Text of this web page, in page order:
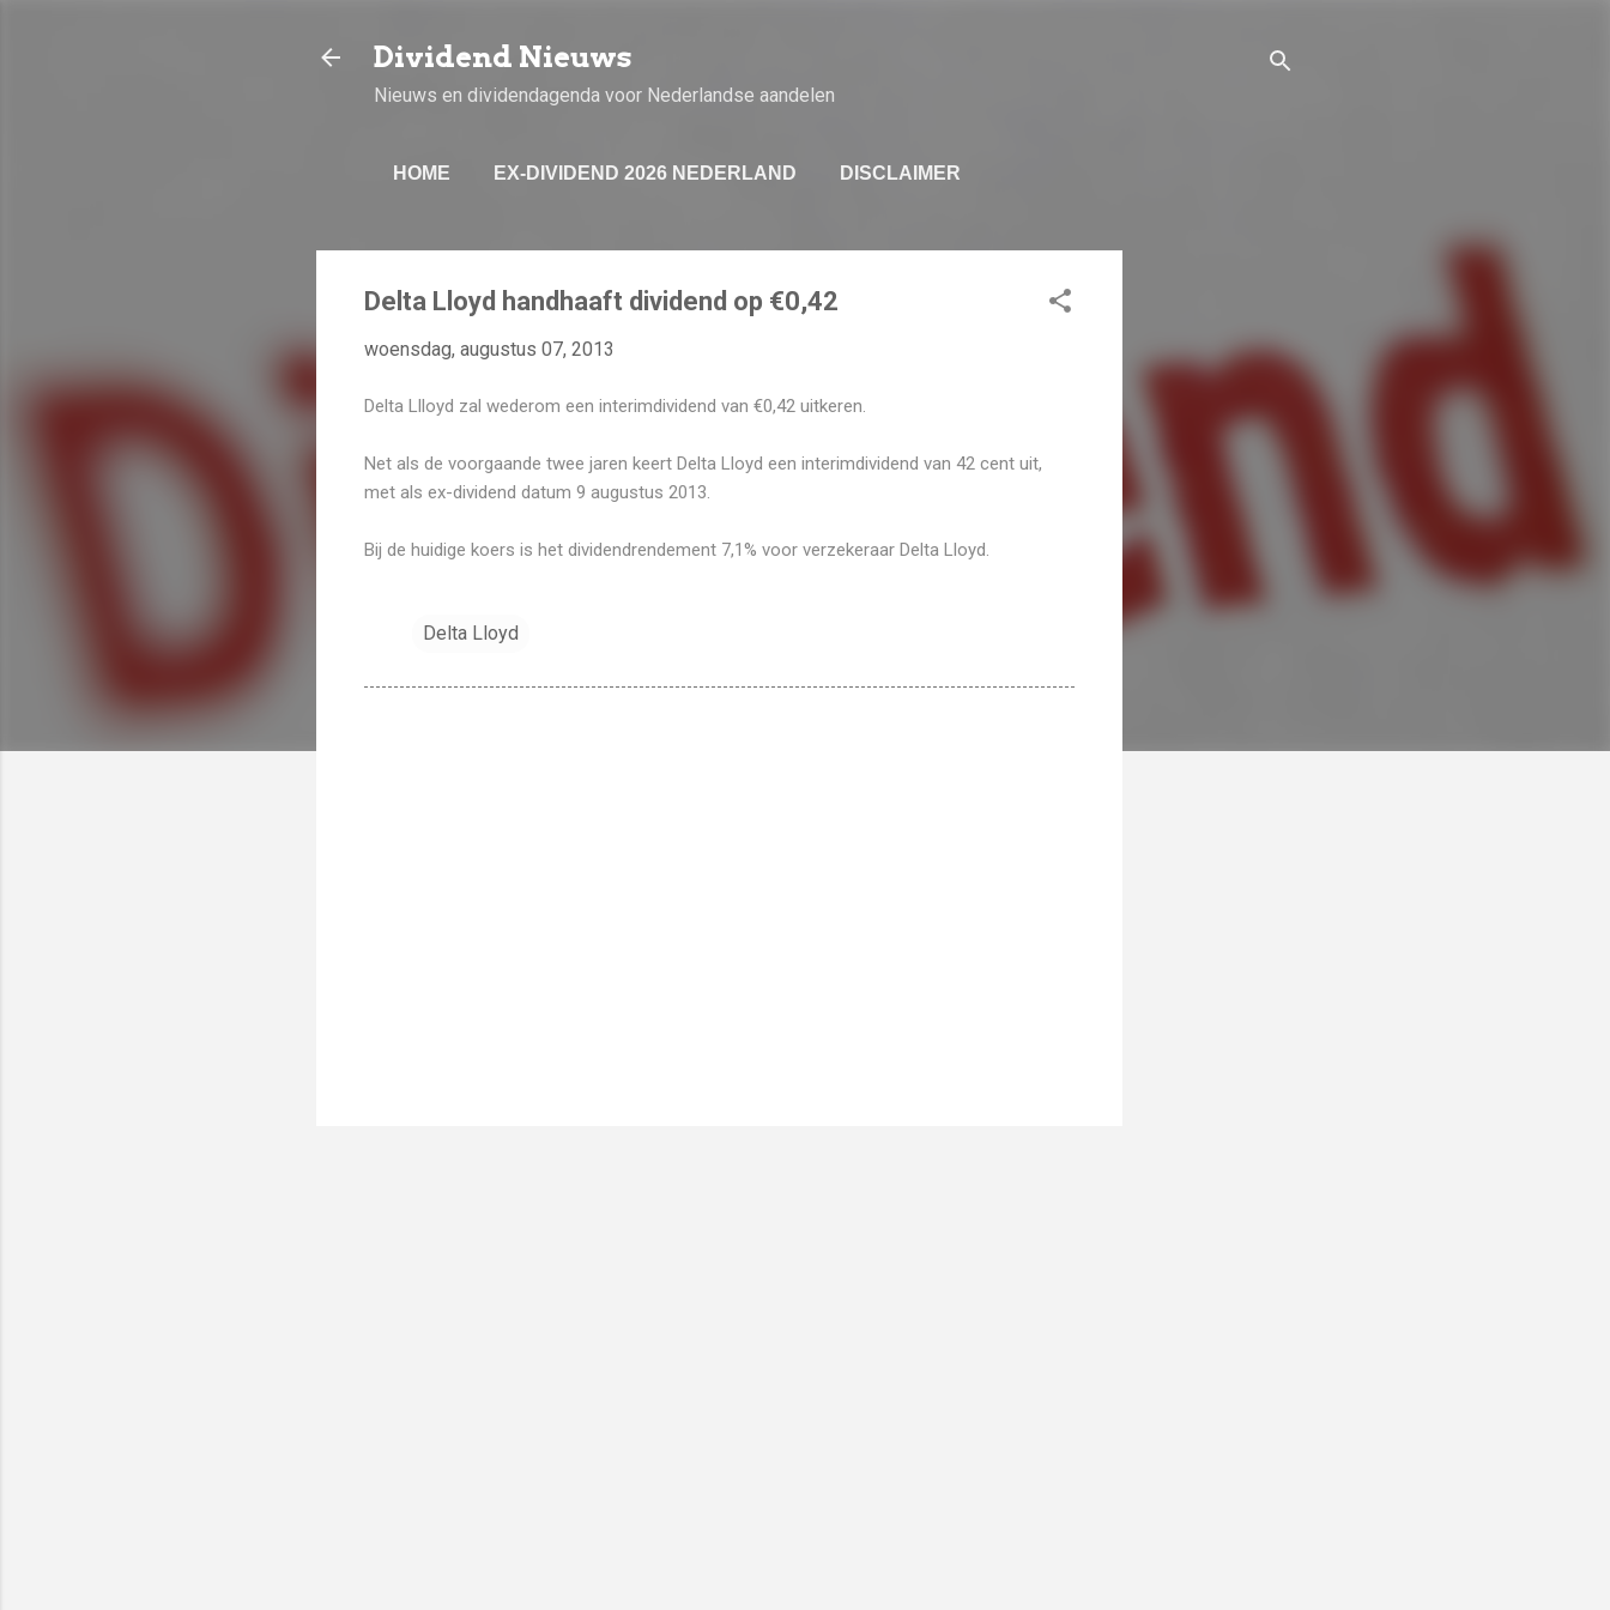
Dividend Nieuws
Nieuws en dividendagenda voor Nederlandse aandelen
HOME EX-DIVIDEND 2026 NEDERLAND DISCLAIMER
Delta Lloyd handhaaft dividend op €0,42
woensdag, augustus 07, 2013
Delta Llloyd zal wederom een interimdividend van €0,42 uitkeren.
Net als de voorgaande twee jaren keert Delta Lloyd een interimdividend van 42 cent uit,
met als ex-dividend datum 9 augustus 2013.
Bij de huidige koers is het dividendrendement 7,1% voor verzekeraar Delta Lloyd.
Delta Lloyd